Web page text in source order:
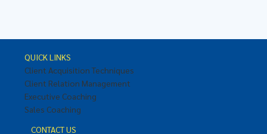
QUICK LINKS
Client Acquisition Techniques
Client Relation Management
Executive Coaching
Sales Coaching
CONTACT US